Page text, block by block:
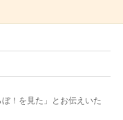
！を見た」とお伝えいた